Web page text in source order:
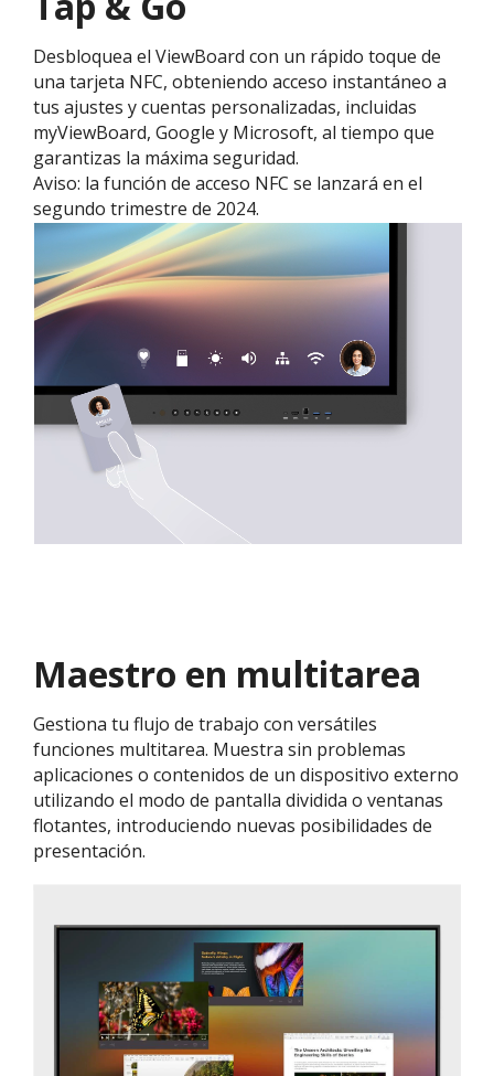
Desbloquea el ViewBoard con un rápido toque de
una tarjeta NFC, obteniendo acceso instantáneo a
tus ajustes y cuentas personalizadas, incluidas
myViewBoard, Google y Microsoft, al tiempo que
garantizas la máxima seguridad.
Aviso: la función de acceso NFC se lanzará en el
segundo trimestre de 2024.
Maestro en multitarea
Gestiona tu flujo de trabajo con versátiles
funciones multitarea. Muestra sin problemas
aplicaciones o contenidos de un dispositivo externo
utilizando el modo de pantalla dividida o ventanas
flotantes, introduciendo nuevas posibilidades de
presentación.